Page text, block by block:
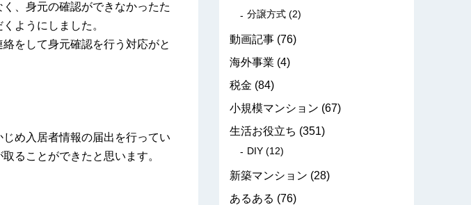
、身元の確認ができなかったた
ようにしました。
をして身元確認を行う対応がと
め入居者情報の届出を行ってい
ることができたと思います。
分譲方式 (2)
動画記事 (76)
海外事業 (4)
税金 (84)
小規模マンション (67)
生活お役立ち (351)
DIY (12)
新築マンション (28)
あるある (76)